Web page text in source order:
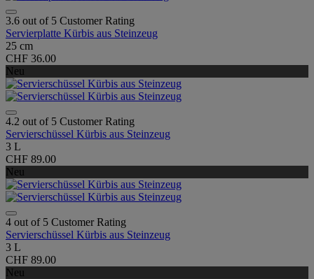
3.6 out of 5 Customer Rating
Servierplatte Kürbis aus Steinzeug
25 cm
CHF 36.00
Neu
4.2 out of 5 Customer Rating
Servierschüssel Kürbis aus Steinzeug
3 L
CHF 89.00
Neu
4 out of 5 Customer Rating
Servierschüssel Kürbis aus Steinzeug
3 L
CHF 89.00
Neu